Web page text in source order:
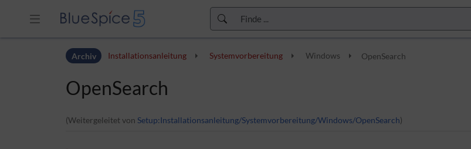
Zur Hauptnavigation
Zum Arbeitsbereich
Archiv Installationsanleitung Systemvorbereitung Windows OpenSearch
OpenSearch
(Weitergeleitet von Setup:Installationsanleitung/Systemvorbereitung/Windows/OpenSearch)